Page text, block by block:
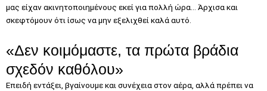
μας είχαν ακινητοποιημένους εκεί για πολλή ώρα… Άρχισα και
σκεφτόμουν ότι ίσως να μην εξελιχθεί καλά αυτό.
«Δεν κοιμόμαστε, τα πρώτα βράδια
σχεδόν καθόλου»
Επειδή εντάξει, βγαίνουμε και συνέχεια στον αέρα, αλλά πρέπει να